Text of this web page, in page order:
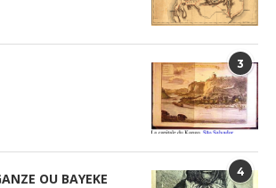
3
4
OU BAYEKE